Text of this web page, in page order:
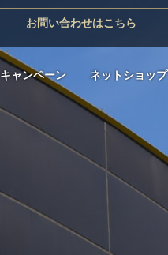
お問い合わせはこちら
キャンペーン ネットショップ